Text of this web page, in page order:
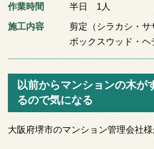
作業時間
半日 1人
施工内容
剪定（シラカシ・サ
ボックスウッド・ヘ
以前からマンションの木が
るので気になる
大阪府堺市のマンション管理会社様